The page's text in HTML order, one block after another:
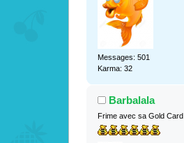
Messages: 501
Karma: 32
Barbalala
Frime avec sa Gold Card